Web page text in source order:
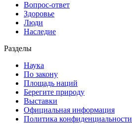
Вопрос-ответ
Здоровье
Люди
Наследие
Разделы
Наука
По закону
Площадь наций
Берегите природу
Выставки
Официальная информация
Политика конфиденциальности